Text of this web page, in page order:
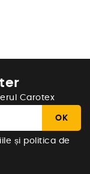
Carotex
și politica de